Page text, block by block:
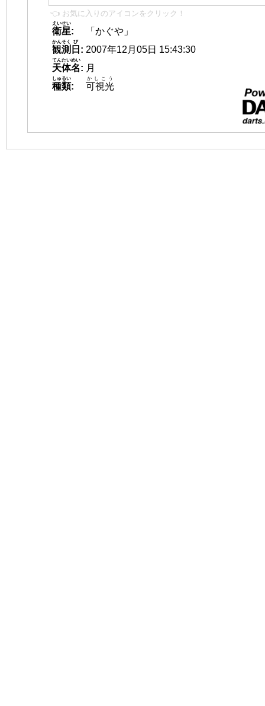
👈 お気に入りのアイコンをクリック！
衛星
えいせい
:
「かぐや」
観測
かんそく
日
び
: 2007年12月05日 15:43:30
天体名
てんたいめい
: 月
種類
しゅるい
: 可視光
かしこう